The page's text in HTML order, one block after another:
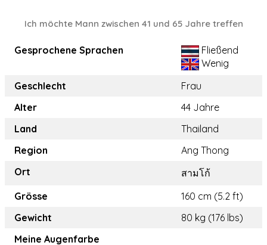
Ich möchte Mann zwischen 41 und 65 Jahre treffen
Gesprochene Sprachen
Fließend
Wenig
Geschlecht
Frau
Alter
44 Jahre
Land
Thailand
Region
Ang Thong
Ort
สามโก้
Grösse
160 cm (5.2 ft)
Gewicht
80 kg (176 lbs)
Meine Augenfarbe